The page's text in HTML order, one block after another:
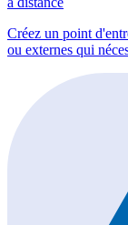
Créez un point
ou externes qui